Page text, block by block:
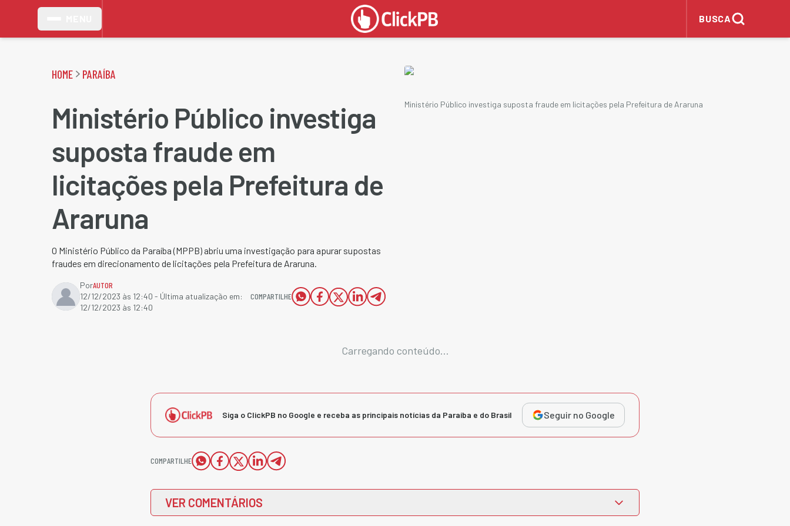
BUSCA
HOME PARAÍBA
Ministério Público investiga
suposta fraude em
licitações pela Prefeitura de
Araruna
O Ministério Público da Paraíba (MPPB) abriu uma investigação para apurar supostas
fraudes em direcionamento de licitações pela Prefeitura de Araruna.
PorAUTOR
12/12/2023 às 12:40 - Última atualização em:
12/12/2023 às 12:40
COMPARTILHE
Ministério Público investiga suposta fraude em licitações pela Prefeitura de Araruna
Carregando conteúdo...
Siga o ClickPB no Google e receba as principais notícias da Paraíba e do Brasil Seguir no Google
COMPARTILHE
VER COMENTÁRIOS